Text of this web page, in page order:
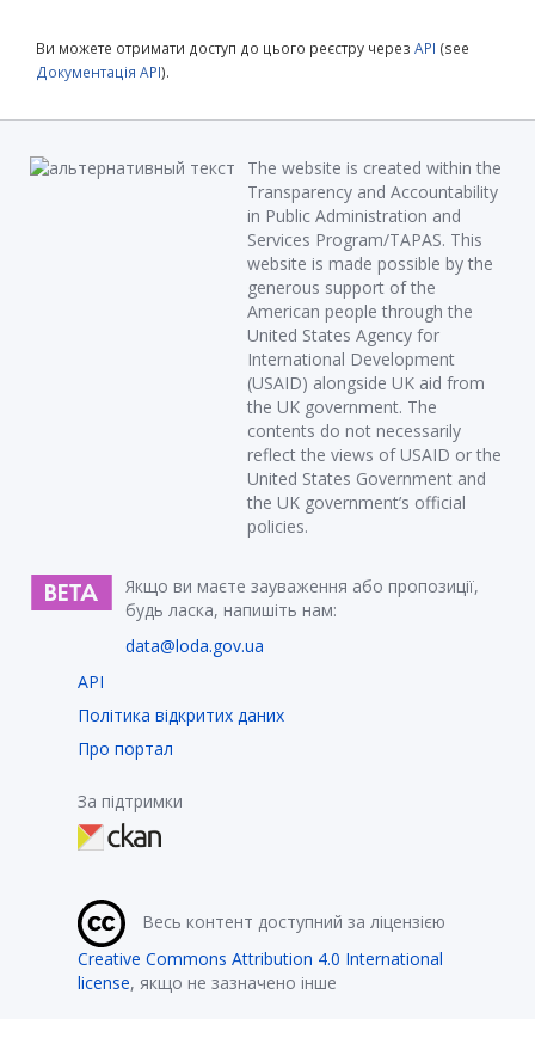
Ви можете отримати доступ до цього реєстру через API (see
Документація API).
The website is created within the
Transparency and Accountability
in Public Administration and
Services Program/TAPAS. This
website is made possible by the
generous support of the
American people through the
United States Agency for
International Development
(USAID) alongside UK aid from
the UK government. The
contents do not necessarily
reflect the views of USAID or the
United States Government and
the UK government’s official
policies.
Якщо ви маєте зауваження або пропозиції,
будь ласка, напишіть нам:
data@loda.gov.ua
API
Політика відкритих даних
Про портал
За підтримки
Весь контент доступний за ліцензією
Creative Commons Attribution 4.0 International
license, якщо не зазначено інше